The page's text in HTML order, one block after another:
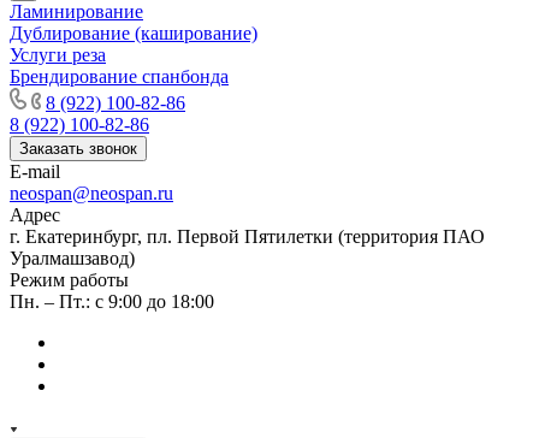
Ламинирование
Дублирование (каширование)
Услуги реза
Брендирование спанбонда
8 (922) 100-82-86
8 (922) 100-82-86
Заказать звонок
E-mail
neospan@neospan.ru
Адрес
г. Екатеринбург, пл. Первой Пятилетки (территория ПАО
Уралмашзавод)
Режим работы
Пн. – Пт.: с 9:00 до 18:00